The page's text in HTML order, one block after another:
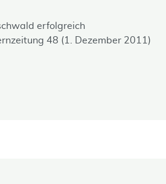
erfolgreich
48 (1. Dezember 2011)